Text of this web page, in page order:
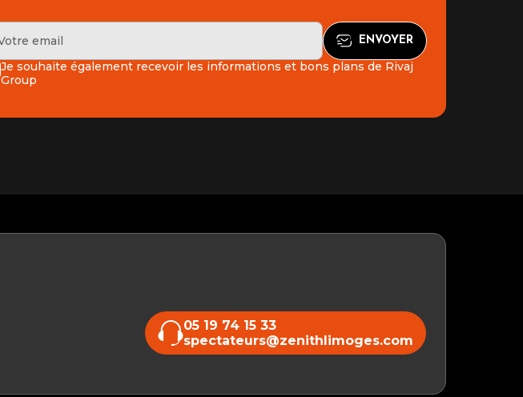
Je souhaite également recevoir les informations et bons plans de Rivaj
Group
05 19 74 15 33
spectateurs@zenithlimoges.com